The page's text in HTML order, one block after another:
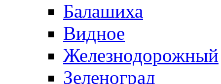
Балашиха
Видное
Железнодорожный
Зеленоград